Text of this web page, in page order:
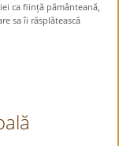
ca ființă pământeană,
sa îi răsplătească